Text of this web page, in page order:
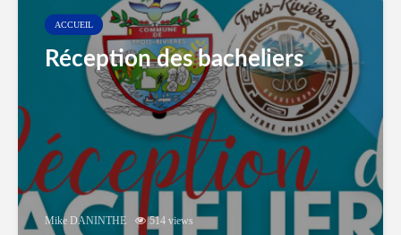
ACCUEIL
Réception des bacheliers
Mike DANINTHE 514 views